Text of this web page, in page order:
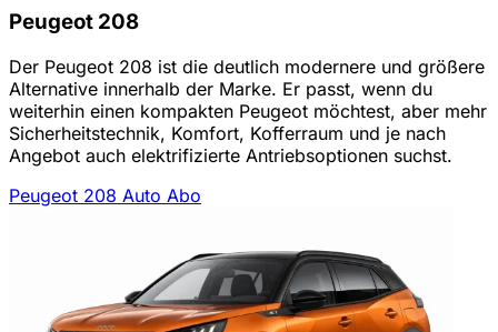
Peugeot 208
Der Peugeot 208 ist die deutlich modernere und größere
Alternative innerhalb der Marke. Er passt, wenn du
weiterhin einen kompakten Peugeot möchtest, aber mehr
Sicherheitstechnik, Komfort, Kofferraum und je nach
Angebot auch elektrifizierte Antriebsoptionen suchst.
Peugeot 208 Auto Abo